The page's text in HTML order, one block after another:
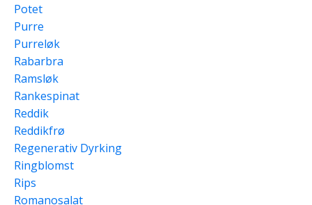
Potet
Purre
Purreløk
Rabarbra
Ramsløk
Rankespinat
Reddik
Reddikfrø
Regenerativ Dyrking
Ringblomst
Rips
Romanosalat